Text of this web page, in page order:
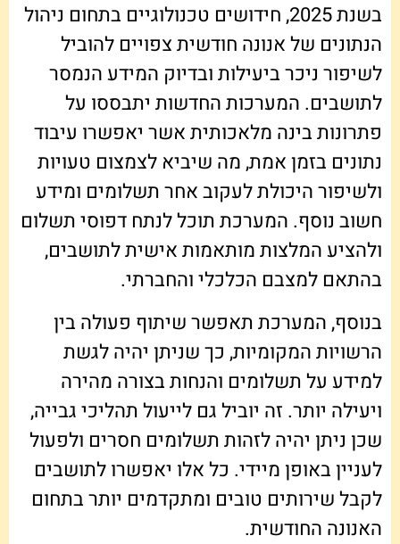
בשנת 2025, חידושים טכנולוגיים בתחום ניהול
הנתונים של אנונה חודשית צפויים להוביל
לשיפור ניכר ביעילות ובדיוק המידע הנמסר
לתושבים. המערכות החדשות יתבססו על
פתרונות בינה מלאכותית אשר יאפשרו עיבוד
נתונים בזמן אמת, מה שיביא לצמצום טעויות
ולשיפור היכולת לעקוב אחר תשלומים ומידע
חשוב נוסף. המערכת תוכל לנתח דפוסי תשלום
ולהציע המלצות מותאמות אישית לתושבים,
בהתאם למצבם הכלכלי והחברתי.
בנוסף, המערכת תאפשר שיתוף פעולה בין
הרשויות המקומיות, כך שניתן יהיה לגשת
למידע על תשלומים והנחות בצורה מהירה
ויעילה יותר. זה יוביל גם לייעול תהליכי גבייה,
שכן ניתן יהיה לזהות תשלומים חסרים ולפעול
לעניין באופן מיידי. כל אלו יאפשרו לתושבים
לקבל שירותים טובים ומתקדמים יותר בתחום
האנונה החודשית.